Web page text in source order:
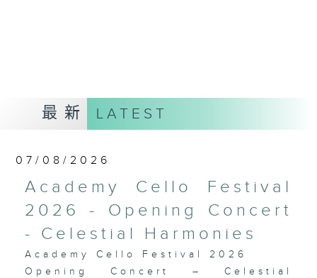
最新 LATEST
07/08/2026
Academy Cello Festival
2026 - Opening Concert
- Celestial Harmonies
Academy Cello Festival 2026
Opening Concert – Celestial